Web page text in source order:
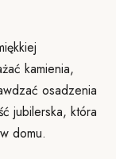
kamienia,
osadzenia
jubilerska, która
domu.